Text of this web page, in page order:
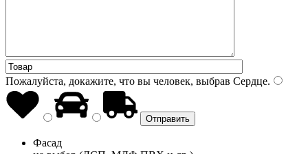
Пожалуйста, докажите, что вы человек, выбрав Сердце.
Фасад